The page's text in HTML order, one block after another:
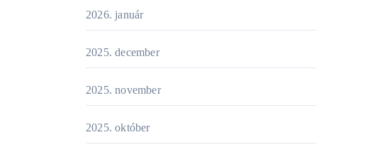
2026. január
2025. december
2025. november
2025. október